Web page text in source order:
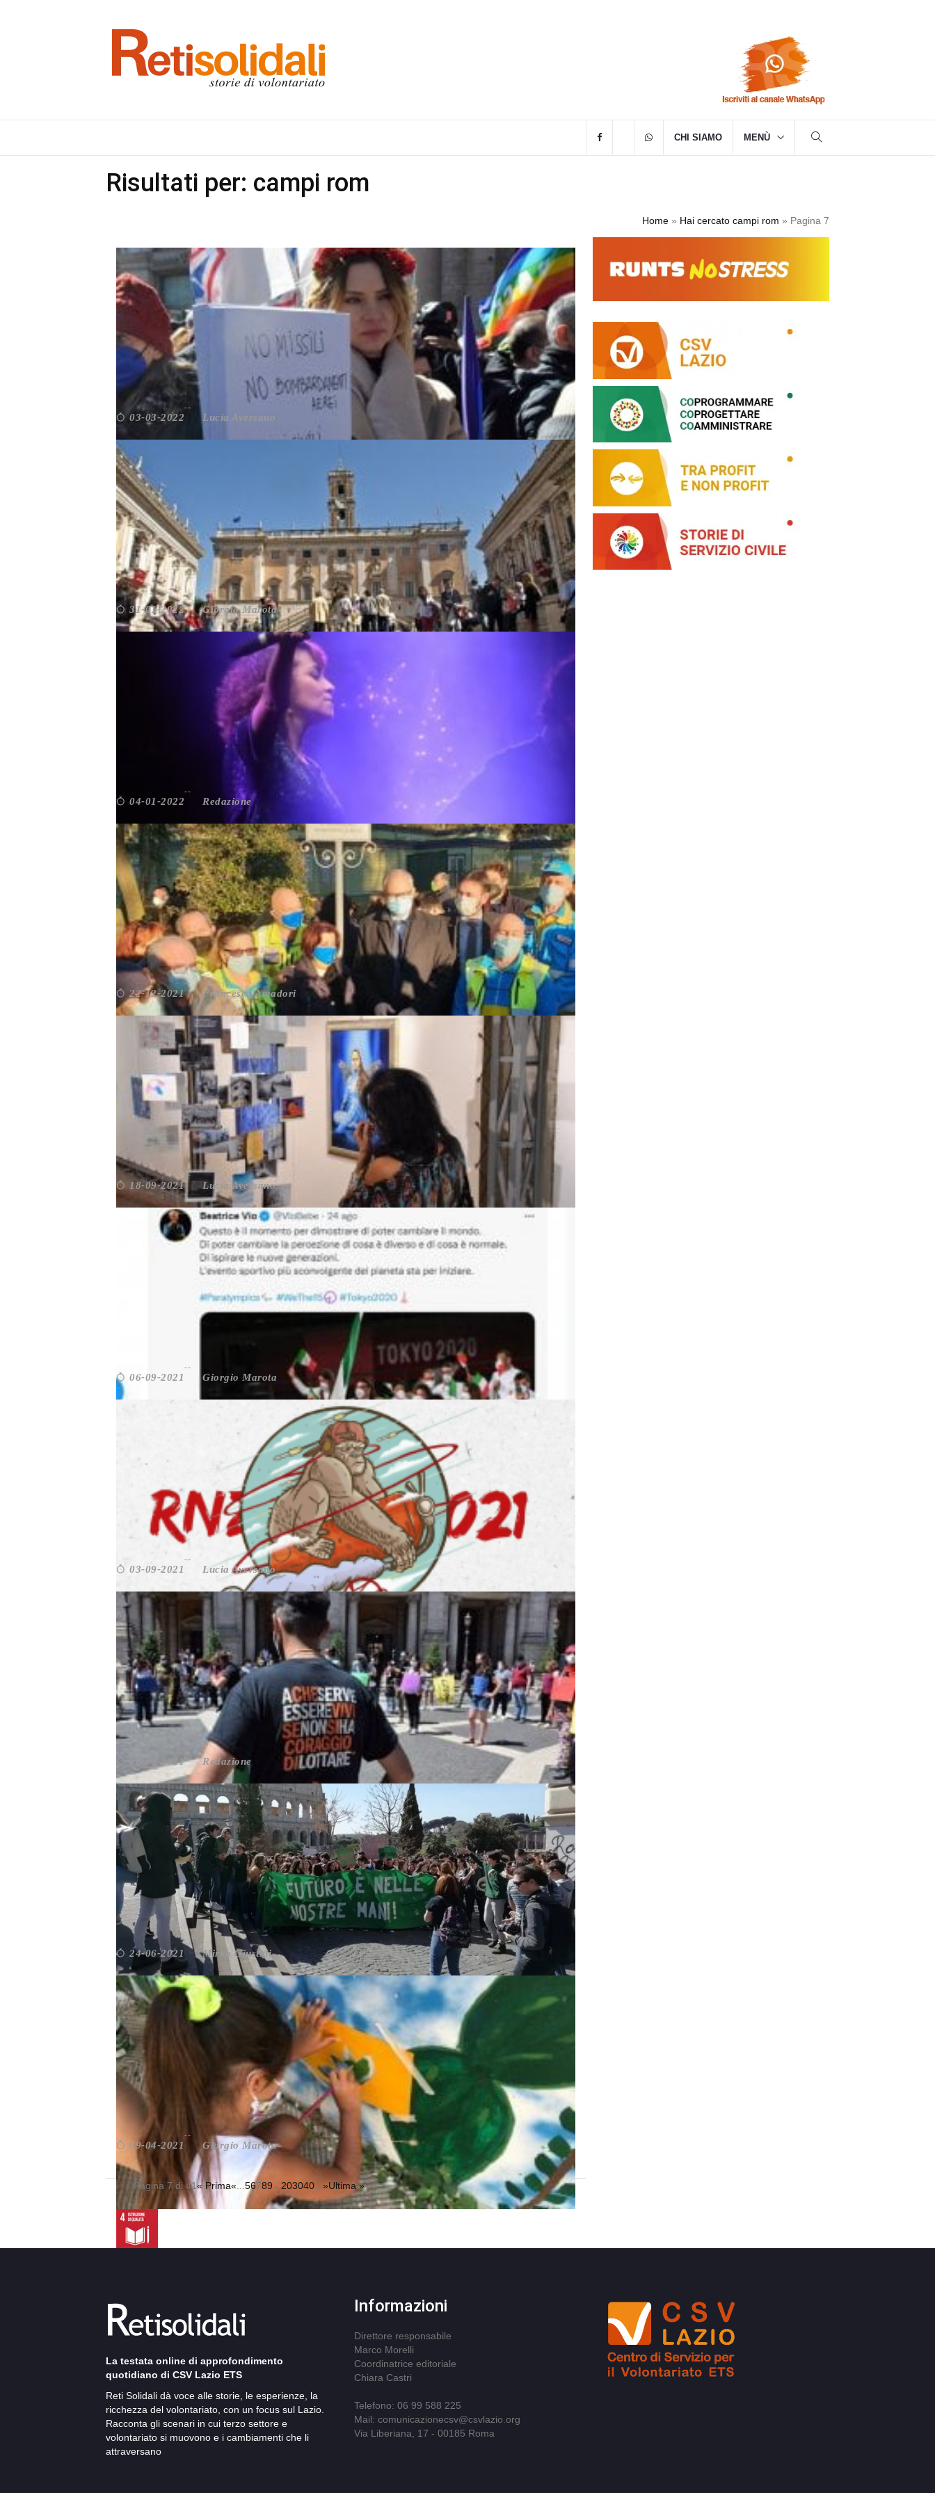
CHI SIAMO MENÙ
Risultati per: campi rom
Home » Hai cercato campi rom » Pagina 7
Mondo,Roma
EMERGENZA UCRAINA: ROMA SI ORGANIZZA ...
03-03-2022 Lucia Aversano
ROMA. LE ASSOCIAZIONI SONO PREOCCUPAT...
31-01-2022 Giorgio Marota
Cultura Roma
L’APPELLO DI ARCI ROMA PER SALV...
04-01-2022 Redazione
Società
IL SINDACO DI ROMA A CASTEL GIUBILEO:...
22-12-2021 Francesca Amadori
ROMA. IL MITREO SI SALVA PROGETTANDO ...
18-09-2021 Lucia Aversano
Scenari,Sport
PARALIMPIADI. BASTA CON LA RETORICA D...
06-09-2021 Giorgio Marota
Roma
ROMA. IL FESTIVAL RENOIZE QUEST’...
03-09-2021 Lucia Aversano
Roma
PERCHÈ ROMA NON ATTIVA IL FORUM SUI B...
06-08-2021 Redazione
Ambiente e sostenibilità Ambiente e Sviluppo ,Giovani,Roma, Ter
RIFIUTI, TRASPORTI, CASA, LAVORO: IL ...
24-06-2021 Mirko Giustini
CONTRO LA POVERTÀ EDUCATIVA, PROMUOVE...
09-04-2021 Giorgio Marota
Pagina 7 di 41« Prima« 56789 203040 »Ultima »
La testata online di approfondimento
quotidiano di CSV Lazio ETS
Reti Solidali dà voce alle storie, le esperienze, la
ricchezza del volontariato, con un focus sul Lazio.
Racconta gli scenari in cui terzo settore e
volontariato si muovono e i cambiamenti che li
attraversano
Informazioni
Direttore responsabile
Marco Morelli
Coordinatrice editoriale
Chiara Castri
Telefono: 06 99 588 225
Mail: comunicazionecsv@csvlazio.org
Via Liberiana, 17 - 00185 Roma